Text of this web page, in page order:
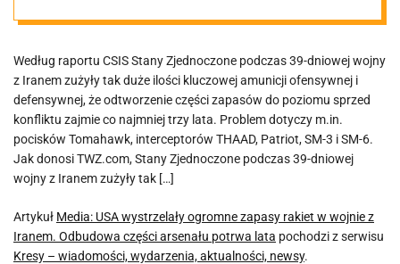
wojnie z
Iranem.
Odbudowa
części arsenału
potrwa lata
Według raportu CSIS Stany Zjednoczone podczas 39-dniowej wojny
z Iranem zużyły tak duże ilości kluczowej amunicji ofensywnej i
defensywnej, że odtworzenie części zapasów do poziomu sprzed
konfliktu zajmie co najmniej trzy lata. Problem dotyczy m.in.
pocisków Tomahawk, interceptorów THAAD, Patriot, SM-3 i SM-6.
Jak donosi TWZ.com, Stany Zjednoczone podczas 39-dniowej
wojny z Iranem zużyły tak […]
Artykuł Media: USA wystrzelały ogromne zapasy rakiet w wojnie z
Iranem. Odbudowa części arsenału potrwa lata pochodzi z serwisu
Kresy – wiadomości, wydarzenia, aktualności, newsy.